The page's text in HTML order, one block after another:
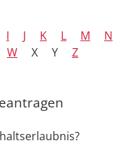
I J K L M
N
W X Y Z